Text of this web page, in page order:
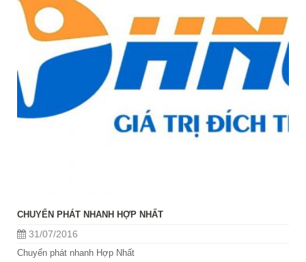
CHUYỂN PHÁT NHANH HỢP NHẤT
31/07/2016
Chuyển phát nhanh Hợp Nhất